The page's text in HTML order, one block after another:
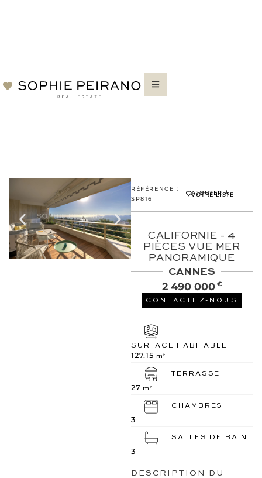
RÉFÉRENCE :
SP816
AJOUTER À
VOTRE LISTE
CALIFORNIE - 4
PIÈCES VUE MER
PANORAMIQUE
CANNES
2 490 000€
CONTACTEZ-NOUS
SURFACE HABITABLE
127.15 m²
TERRASSE
27 m²
CHAMBRES
3
SALLES DE BAIN
3
DESCRIPTION DU